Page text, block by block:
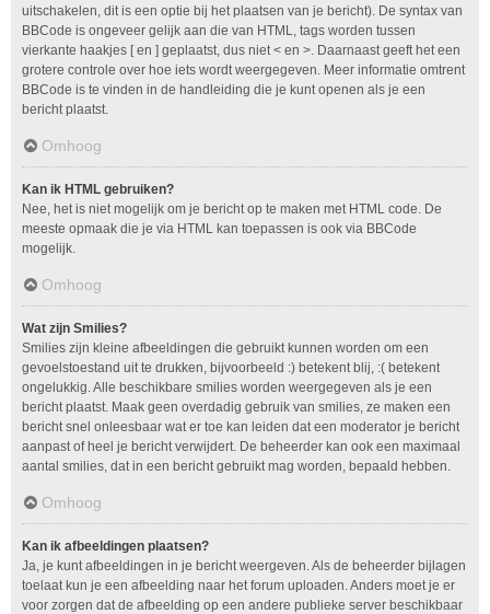
uitschakelen, dit is een optie bij het plaatsen van je bericht). De syntax van
BBCode is ongeveer gelijk aan die van HTML, tags worden tussen
vierkante haakjes [ en ] geplaatst, dus niet < en >. Daarnaast geeft het een
grotere controle over hoe iets wordt weergegeven. Meer informatie omtrent
BBCode is te vinden in de handleiding die je kunt openen als je een
bericht plaatst.
Omhoog
Kan ik HTML gebruiken?
Nee, het is niet mogelijk om je bericht op te maken met HTML code. De
meeste opmaak die je via HTML kan toepassen is ook via BBCode
mogelijk.
Omhoog
Wat zijn Smilies?
Smilies zijn kleine afbeeldingen die gebruikt kunnen worden om een
gevoelstoestand uit te drukken, bijvoorbeeld :) betekent blij, :( betekent
ongelukkig. Alle beschikbare smilies worden weergegeven als je een
bericht plaatst. Maak geen overdadig gebruik van smilies, ze maken een
bericht snel onleesbaar wat er toe kan leiden dat een moderator je bericht
aanpast of heel je bericht verwijdert. De beheerder kan ook een maximaal
aantal smilies, dat in een bericht gebruikt mag worden, bepaald hebben.
Omhoog
Kan ik afbeeldingen plaatsen?
Ja, je kunt afbeeldingen in je bericht weergeven. Als de beheerder bijlagen
toelaat kun je een afbeelding naar het forum uploaden. Anders moet je er
voor zorgen dat de afbeelding op een andere publieke server beschikbaar